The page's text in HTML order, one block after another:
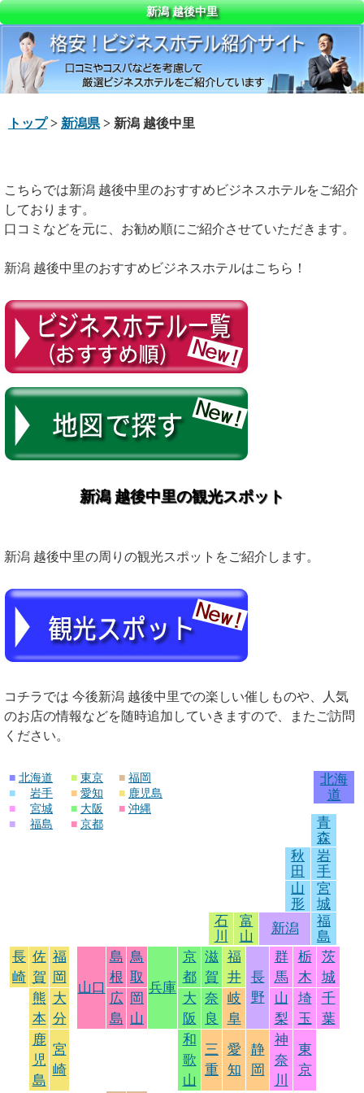
新潟 越後中里
トップ> 新潟県 > 新潟 越後中里
こちらでは新潟 越後中里のおすすめビジネスホテルをご紹介
しております。
口コミなどを元に、お勧め順にご紹介させていただきます。
新潟 越後中里のおすすめビジネスホテルはこちら！
新潟 越後中里の観光スポット
新潟 越後中里の周りの観光スポットをご紹介します。
コチラでは 今後新潟 越後中里での楽しい催しものや、人気
のお店の情報などを随時追加していきますので、またご訪問
ください。
■ 北海道
■
岩手
■
宮城
■
福島
■ 東京
■ 愛知
■ 大阪
■ 京都
■ 福岡
■ 鹿児島
■ 沖縄
北海
道
青
森
秋
田
岩
手
山
形
宮
城
石
川
富
山
新潟
福
島
長
崎
佐
賀
福
岡
山口
島
根
鳥
取
兵庫
京
都
滋
賀
福
井
長
野
群
馬
栃
木
茨
城
熊
本
大
分
広
島
岡
山
大
阪
奈
良
岐
阜
山
梨
埼
玉
千
葉
鹿
児
島
宮
崎
和
歌
山
三
重
愛
知
静
岡
神
奈
川
東
京